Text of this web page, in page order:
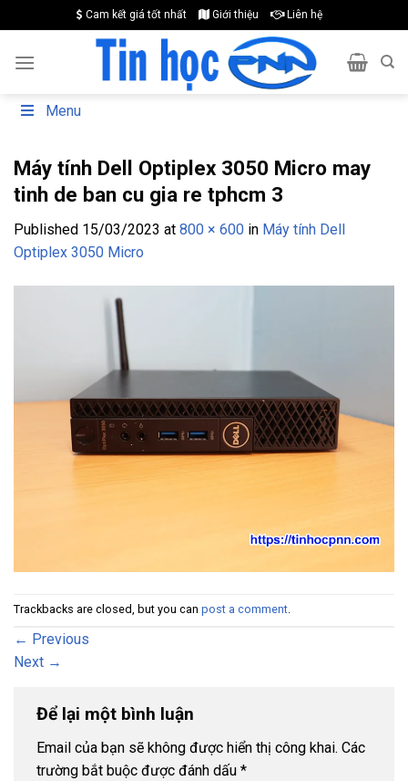
to
content
Cam kết giá tốt nhất Giới thiệu Liên hệ
Menu
Máy tính Dell Optiplex 3050 Micro may
tinh de ban cu gia re tphcm 3
Published 15/03/2023 at 800 × 600 in Máy tính Dell
Optiplex 3050 Micro
Trackbacks are closed, but you can post a comment.
← Previous
Next →
Để lại một bình luận
Email của bạn sẽ không được hiển thị công khai. Các
trường bắt buộc được đánh dấu *